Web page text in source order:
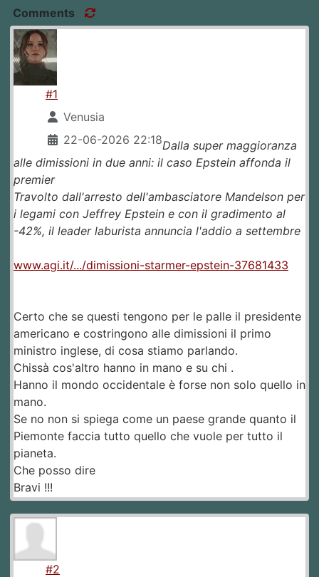
Comments
#1
Venusia
22-06-2026 22:18Dalla super maggioranza
alle dimissioni in due anni: il caso Epstein affonda il
premier
Travolto dall'arresto dell'ambasciatore Mandelson per
i legami con Jeffrey Epstein e con il gradimento al
-42%, il leader laburista annuncia l'addio a settembre
www.agi.it/.../dimissioni-starmer-epstein-37681433
Certo che se questi tengono per le palle il presidente
americano e costringono alle dimissioni il primo
ministro inglese, di cosa stiamo parlando.
Chissà cos'altro hanno in mano e su chi .
Hanno il mondo occidentale è forse non solo quello in
mano.
Se no non si spiega come un paese grande quanto il
Piemonte faccia tutto quello che vuole per tutto il
pianeta.
Che posso dire
Bravi !!!
#2